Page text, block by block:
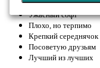
Ужасный софт
Плохо, но терпимо
Крепкий середнячок
Посоветую друзьям
Лучший из лучших